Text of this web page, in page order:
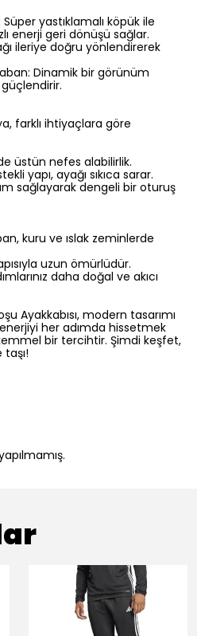
yastıklamalı köpük ile
enerji geri dönüşü sağlar.
ileriye doğru yönlendirerek
Dinamik bir görünüm
güçlendirir.
farklı ihtiyaçlara göre
üstün nefes alabilirlik.
yapı, ayağı sıkıca sarar.
sağlayarak dengeli bir oturuş
kuru ve ıslak zeminlerde
uzun ömürlüdür.
daha doğal ve akıcı
Ayakkabısı, modern tasarımı
her adımda hissetmek
bir tercihtir. Şimdi keşfet,